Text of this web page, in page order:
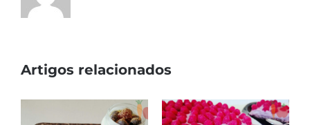
Artigos relacionados